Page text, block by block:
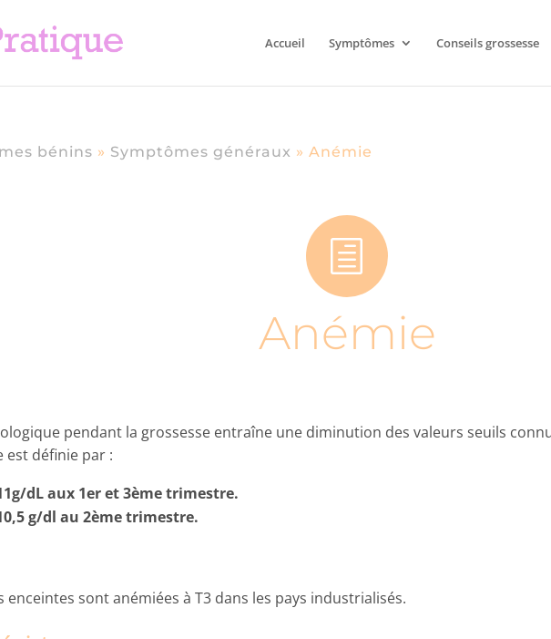
Accueil Symptômes Conseils grossesse
bénins » Symptômes généraux »Anémie
h
Anémie
pendant la grossesse entraîne une diminution des valeurs seuils
est définie par :
dL aux 1er et 3ème trimestre.
g/dl au 2ème trimestre.
enceintes sont anémiées à T3 dans les pays industrialisés.